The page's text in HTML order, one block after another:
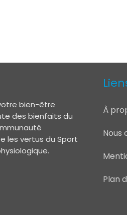
bien-être
des bienfaits du
les vertus du Sport
À
Nous
Plan